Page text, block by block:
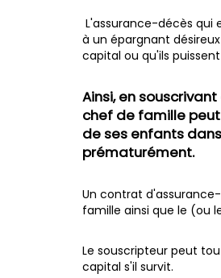
L'assurance-décès
à un épargnant
capital ou qu'ils
Ainsi, en
chef de famille
de ses enfants
prématurément.
Un contrat
famille ainsi que le (ou
Le souscripteur peut
capital s'il survit.